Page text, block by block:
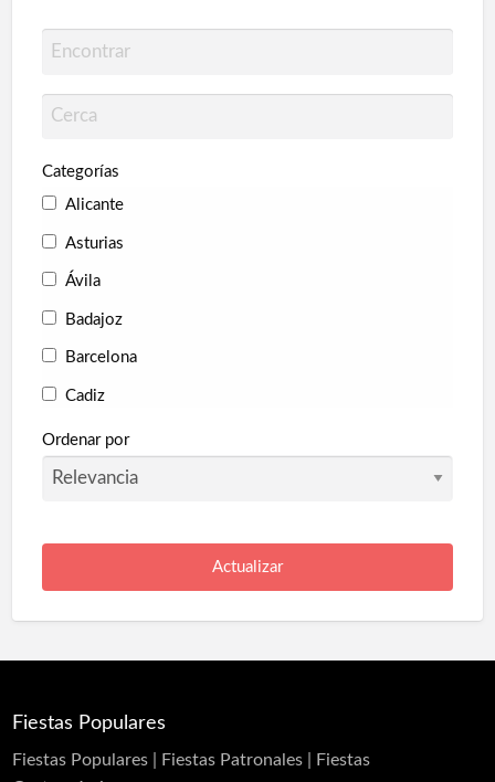
Categorías
Alicante
Asturias
Ávila
Badajoz
Barcelona
Cadiz
Cantabria
Ciudad Real
Granada
Huelva
Huesca
Ordenar por
Fiestas Populares
Fiestas Populares | Fiestas Patronales | Fiestas